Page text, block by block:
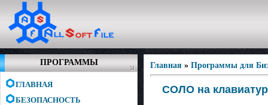
ПРОГРАММЫ
ГЛАВНАЯ
БЕЗОПАСНОСТЬ
Главная » Программы для
СОЛО на